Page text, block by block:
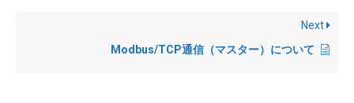
Next
Modbus/TCP通信（マスター）について